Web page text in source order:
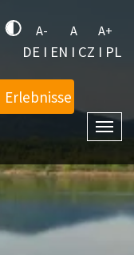
A- A A+
DE I EN I CZ I PL
Erlebnisse